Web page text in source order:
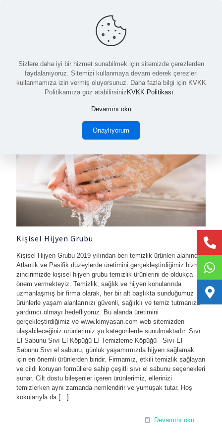
Sıvı el sabunu
Kişisel Hijyen Grubu
Kişisel Hijyen Grubu 2019 yılından beri temizlik ürünleri alanında
Atlantik ve Pasifik düzeylerde üretimini gerçekleştirdiğimiz hizmet
zincirimizde kişisel hijyen grubu temizlik ürünlerini de oldukça
önem vermekteyiz. Temizlik, sağlık ve hijyen konularında
uzmanlaşmış bir firma olarak, her bir alt başlıkta sunduğumuz
ürünlerle yaşam alanlarınızı güvenli, sağlıklı ve temiz tutmanıza
yardımcı olmayı hedefliyoruz. Bu alanda üretimini
gerçekleştirdiğimiz ve www.kimyasan.com web sitemizden
ulaşabileceğiniz ürünlerimiz şu kategorilerde sunulmaktadır. Sıvı
El Sabunu Sıvı El Köpüğü El Temizleme Köpüğü Sıvı El
Sabunu Sıvı el sabunu, günlük yaşamımızda hijyen sağlamak
için en önemli ürünlerden biridir. Firmamız, etkili temizlik sağlayan
ve cildi koruyan formüllere sahip çeşitli sıvı el sabunu seçenekleri
sunar. Cilt dostu bileşenler içeren ürünlerimiz, ellerinizi
temizlerken aynı zamanda nemlendirir ve yumuşak tutar. Hoş
kokularıyla da […]
Devamını oku..
Sizlere daha iyi bir hizmet sunabilmek için sitemizde çerezlerden
faydalanıyoruz. Sitemizi kullanmaya devam ederek çerezleri
kullanmamıza izin vermiş oluyorsunuz. Daha fazla bilgi için KVKK
Politikamıza göz atabilirsiniz KVKK Politikası..
Devamını oku
Onaylıyorum